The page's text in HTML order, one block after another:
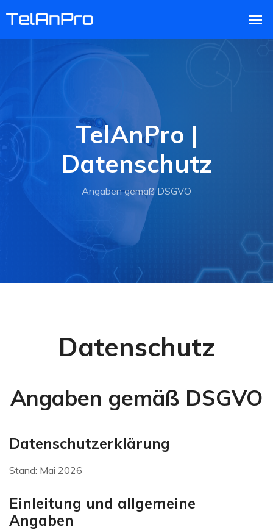
TelAnPro |
Datenschutz
Angaben gemäß DSGVO
Datenschutz
Angaben gemäß DSGVO
Datenschutzerklärung
Stand: Mai 2026
Einleitung und allgemeine
Angaben